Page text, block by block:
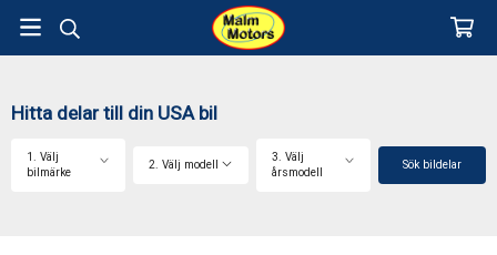
Hitta delar till din USA bil
1. Välj
bilmärke
2. Välj modell
3. Välj
årsmodell
Sök bildelar